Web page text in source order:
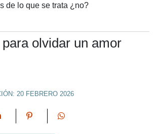
de lo que se trata ¿no?
olvidar un amor
20 FEBRERO 2026